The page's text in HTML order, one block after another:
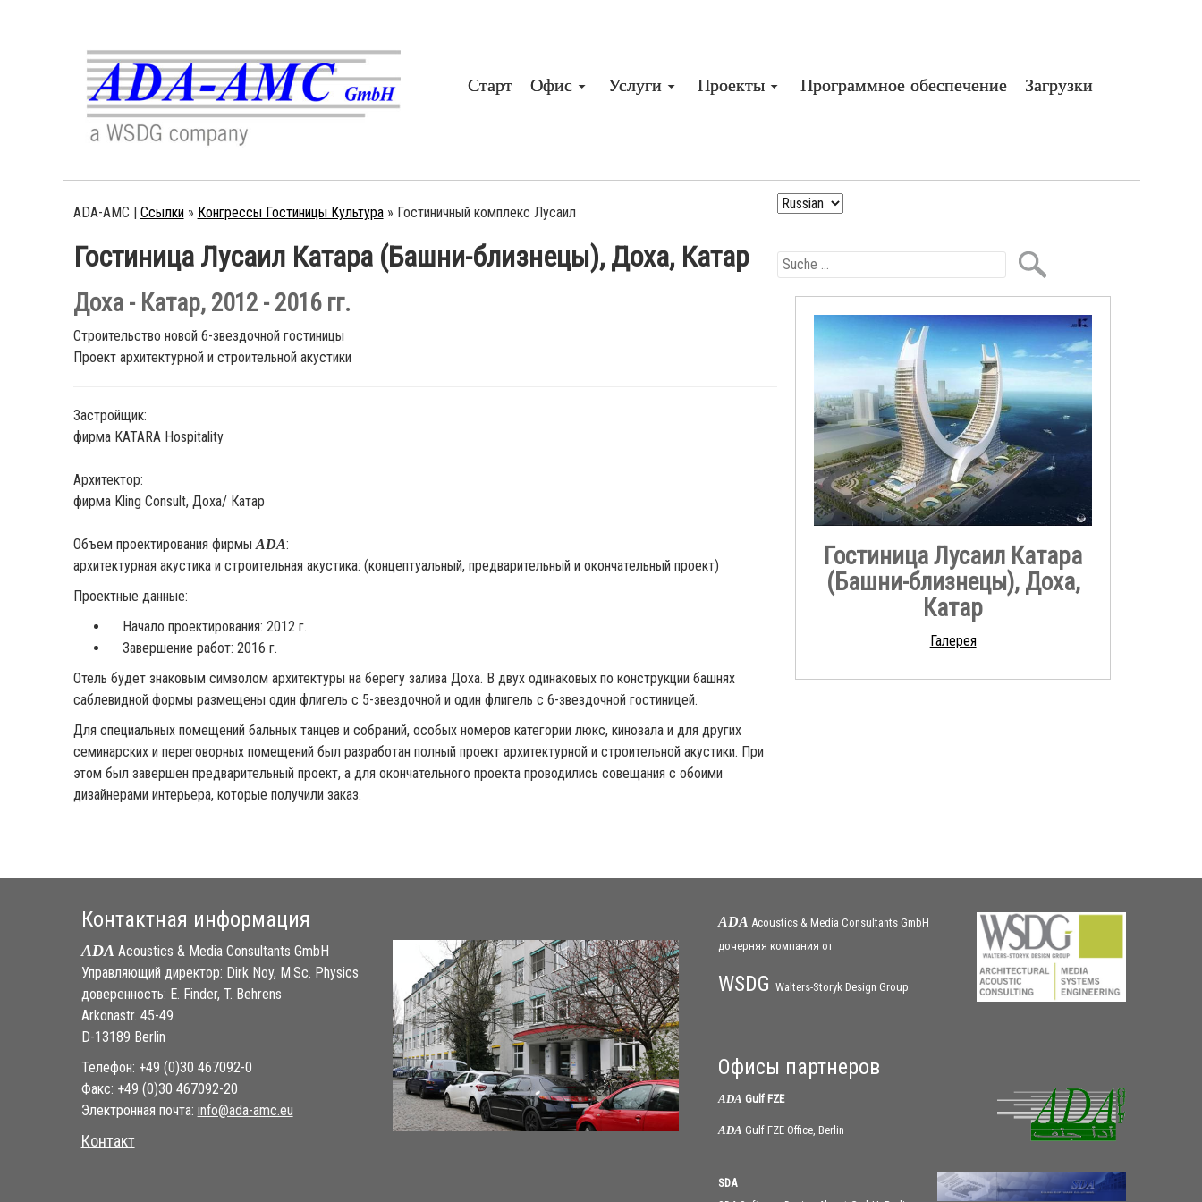
Старт Офис Услуги Проекты Программное обеспечение Загрузки
ADA-AMC | Ссылки » Конгрессы Гостиницы Культура » Гостиничный комплекс Лусаил
Гостиница Лусаил Катара (Башни-близнецы), Доха, Катар
Доха - Катар, 2012 - 2016 гг.
Строительство новой 6-звездочной гостиницы
Проект архитектурной и строительной акустики
Застройщик:
фирма KATARA Hospitality
Архитектор:
фирма Kling Consult, Доха/ Катар
Объем проектирования фирмы ADA:
архитектурная акустика и строительная акустика: (концептуальный, предварительный и окончательный проект)
Проектные данные:
Начало проектирования: 2012 г.
Завершение работ: 2016 г.
Отель будет знаковым символом архитектуры на берегу залива Доха. В двух одинаковых по конструкции башнях
саблевидной формы размещены один флигель с 5-звездочной и один флигель с 6-звездочной гостиницей.
Для специальных помещений бальных танцев и собраний, особых номеров категории люкс, кинозала и для других
семинарских и переговорных помещений был разработан полный проект архитектурной и строительной акустики. При
этом был завершен предварительный проект, а для окончательного проекта проводились совещания с обоими
дизайнерами интерьера, которые получили заказ.
Гостиница Лусаил Катара
(Башни-близнецы), Доха,
Катар
Галерея
Контактная информация
ADA Acoustics & Media Consultants GmbH
Управляющий директор: Dirk Noy, M.Sc. Physics
доверенность: E. Finder, T. Behrens
Arkonastr. 45-49
D-13189 Berlin
Телефон: +49 (0)30 467092-0
Факс: +49 (0)30 467092-20
Электронная почта: ue.cma-ada@ofni
Контакт
ADA Acoustics & Media Consultants GmbH
дочерняя компания от
WSDG Walters-Storyk Design Group
Офисы партнеров
ADA Gulf FZE
ADA Gulf FZE Office, Berlin
SDA